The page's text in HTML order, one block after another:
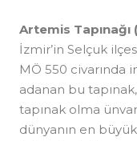
Artemis
İzmir’in Selçuk
MÖ 550 civarında
adanan bu
tapınak olma
dünyanın en